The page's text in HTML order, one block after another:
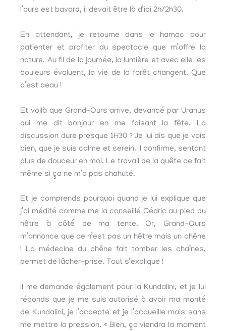
l’ours est bavard, il devait être là d’ici 2h/2h30.
En attendant, je retourne dans le hamac pour
patienter et profiter du spectacle que m’offre la
nature. Au fil de la journée, la lumière et avec elle les
couleurs évoluent, la vie de la forêt changent. Que
c’est beau !
Et voilà que Grand-Ours arrive, devancé par Uranus
qui me dit bonjour en me faisant la fête. La
discussion dure presque 1H30 ? Je lui dis que je vais
bien, que je suis calme et serein. Il confirme, sentant
plus de douceur en moi. Le travail de la quête ce fait
même si ça ne m’a pas chahuté.
Et je comprends pourquoi quand je lui explique que
j’ai médité comme me la conseillé Cédric au pied du
hêtre à côté de ma tente. Or, Grand-Ours
m’annonce que ce n’est pas un hêtre mais un chêne
! La médecine du chêne fait tomber les chaînes,
permet de lâcher-prise. Tout s’explique !
Il me demande également pour la Kundalini, et je lui
réponds que je me suis autorisé à avoir ma monté
de Kundalini, je l’accepte et je l’accueille mais sans
me mettre la pression. « Bien, ça viendra la moment